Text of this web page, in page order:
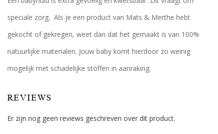
speciale zorg. Als je een product van Mats & Merthe hebt
gekocht of gekregen, weet dan dat het gemaakt is van 100%
natuurlijke materialen. Jouw baby komt hierdoor zo weinig
mogelijk met schadelijke stoffen in aanraking.
REVIEWS
Er zijn nog geen reviews geschreven over dit product.